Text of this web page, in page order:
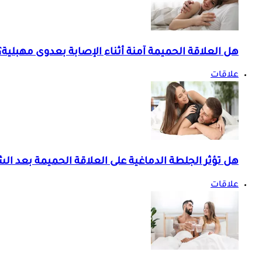
هل العلاقة الحميمة آمنة أثناء الإصابة بعدوى
علاقات
هل تؤثر الجلطة الدماغية على العلاقة الحميمة بعد
علاقات